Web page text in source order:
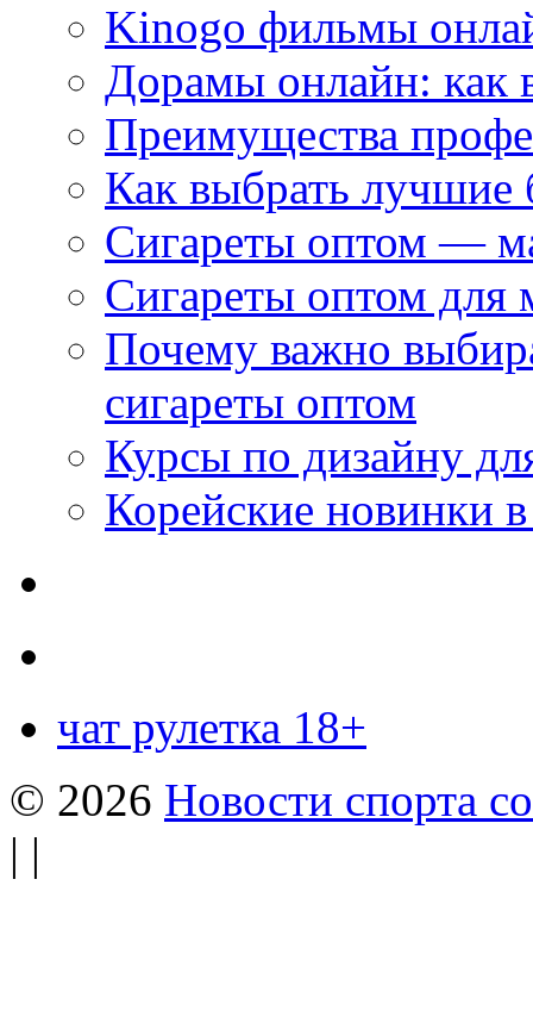
Kinogo фильмы
Дорамы онлайн: как
Преимущества
Как выбрать
Сигареты оптом —
Сигареты оптом для
Почему важно
сигареты оптом
Курсы по дизайну
Корейские новинки
чат рулетка 18+
© 2026 Новости спорта
| |